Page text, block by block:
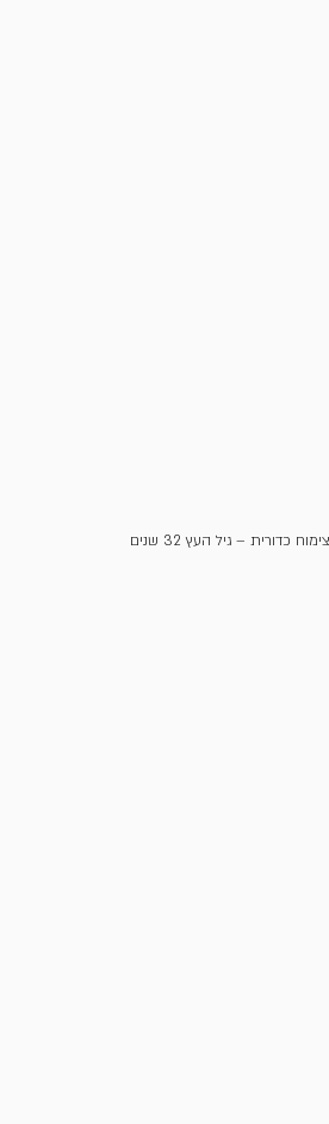
כדורית – גיל העץ 32 שנים